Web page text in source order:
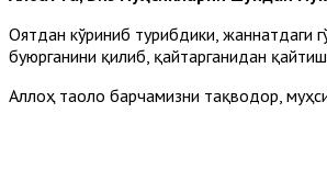
Оятдан кўриниб турибдики, жаннатдаги
буюрганини қилиб, қайтарганидан
Аллоҳ таоло барчамизни тақводор,